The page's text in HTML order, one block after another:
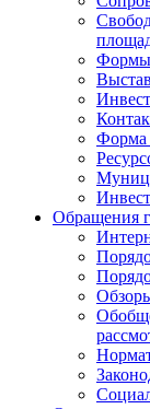
Формы
Форма
Обращения